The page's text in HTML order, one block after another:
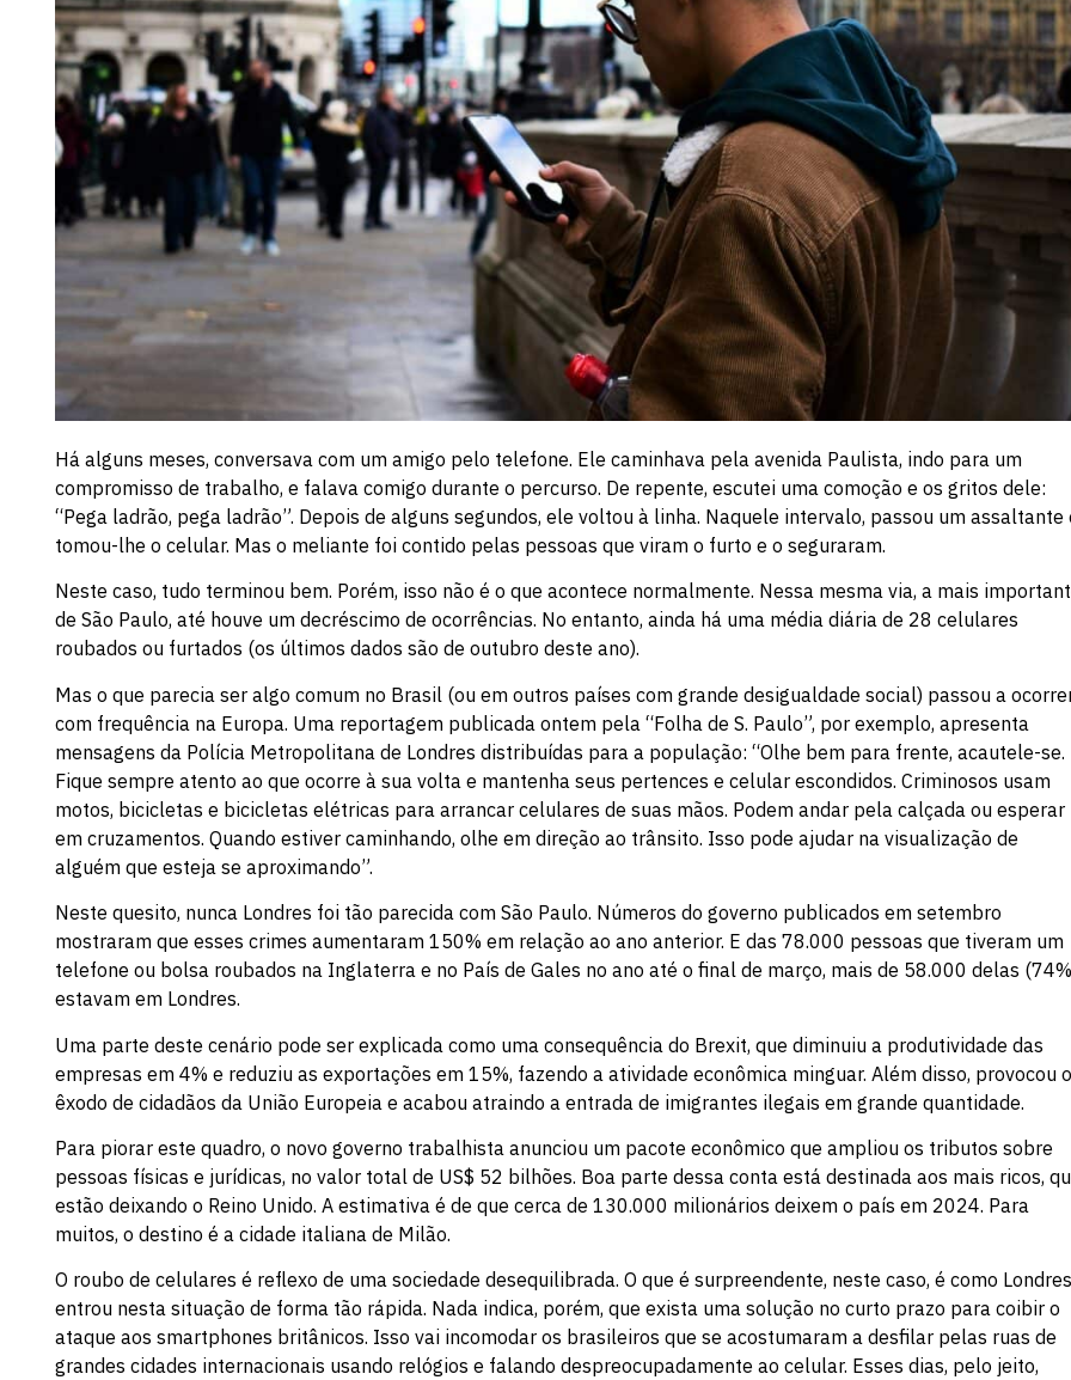
Há alguns meses, conversava com um amigo pelo telefone. Ele caminhava pela avenida Paulista, indo para um
compromisso de trabalho, e falava comigo durante o percurso. De repente, escutei uma comoção e os gritos dele:
“Pega ladrão, pega ladrão”. Depois de alguns segundos, ele voltou à linha. Naquele intervalo, passou um assaltante
tomou-lhe o celular. Mas o meliante foi contido pelas pessoas que viram o furto e o seguraram.
Neste caso, tudo terminou bem. Porém, isso não é o que acontece normalmente. Nessa mesma via, a mais
de São Paulo, até houve um decréscimo de ocorrências. No entanto, ainda há uma média diária de 28 celulares
roubados ou furtados (os últimos dados são de outubro deste ano).
Mas o que parecia ser algo comum no Brasil (ou em outros países com grande desigualdade social) passou a
com frequência na Europa. Uma reportagem publicada ontem pela “Folha de S. Paulo”, por exemplo, apresenta
mensagens da Polícia Metropolitana de Londres distribuídas para a população: “Olhe bem para frente, acautele-se.
Fique sempre atento ao que ocorre à sua volta e mantenha seus pertences e celular escondidos. Criminosos usam
motos, bicicletas e bicicletas elétricas para arrancar celulares de suas mãos. Podem andar pela calçada ou esperar
em cruzamentos. Quando estiver caminhando, olhe em direção ao trânsito. Isso pode ajudar na visualização de
alguém que esteja se aproximando”.
Neste quesito, nunca Londres foi tão parecida com São Paulo. Números do governo publicados em setembro
mostraram que esses crimes aumentaram 150% em relação ao ano anterior. E das 78.000 pessoas que tiveram um
telefone ou bolsa roubados na Inglaterra e no País de Gales no ano até o final de março, mais de 58.000 delas
estavam em Londres.
Uma parte deste cenário pode ser explicada como uma consequência do Brexit, que diminuiu a produtividade das
empresas em 4% e reduziu as exportações em 15%, fazendo a atividade econômica minguar. Além disso, provocou o
êxodo de cidadãos da União Europeia e acabou atraindo a entrada de imigrantes ilegais em grande quantidade.
Para piorar este quadro, o novo governo trabalhista anunciou um pacote econômico que ampliou os tributos sobre
pessoas físicas e jurídicas, no valor total de US$ 52 bilhões. Boa parte dessa conta está destinada aos mais ricos,
estão deixando o Reino Unido. A estimativa é de que cerca de 130.000 milionários deixem o país em 2024. Para
muitos, o destino é a cidade italiana de Milão.
O roubo de celulares é reflexo de uma sociedade desequilibrada. O que é surpreendente, neste caso, é como Londres
entrou nesta situação de forma tão rápida. Nada indica, porém, que exista uma solução no curto prazo para coibir o
ataque aos smartphones britânicos. Isso vai incomodar os brasileiros que se acostumaram a desfilar pelas ruas de
grandes cidades internacionais usando relógios e falando despreocupadamente ao celular. Esses dias, pelo jeito,